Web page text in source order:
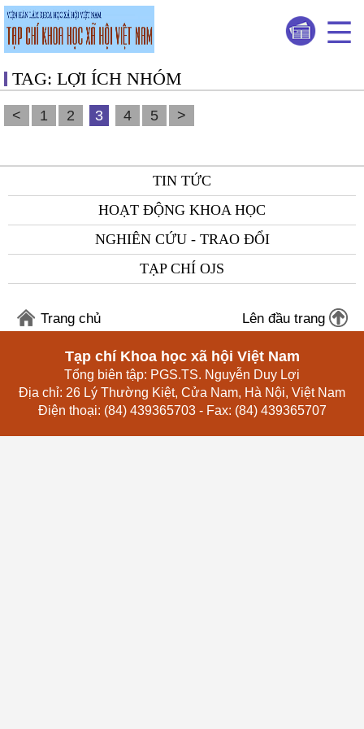
TAG: LỢI ÍCH NHÓM
< 1 2 3 4 5 >
TIN TỨC
HOẠT ĐỘNG KHOA HỌC
NGHIÊN CỨU - TRAO ĐỔI
TẠP CHÍ OJS
Trang chủ Lên đầu trang
Tạp chí Khoa học xã hội Việt Nam
Tổng biên tập: PGS.TS. Nguyễn Duy Lợi
Địa chỉ: 26 Lý Thường Kiệt, Cửa Nam, Hà Nội, Việt Nam
Điện thoại: (84) 439365703 - Fax: (84) 439365707